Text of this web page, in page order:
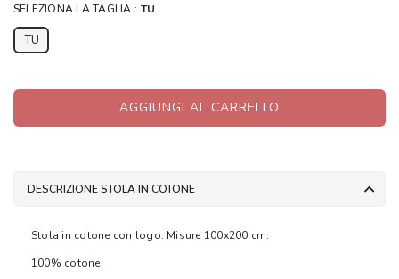
SELEZIONA LA TAGLIA : TU
TU
AGGIUNGI AL CARRELLO
DESCRIZIONE STOLA IN COTONE
Stola in cotone con logo. Misure 100x200 cm.
100% cotone.